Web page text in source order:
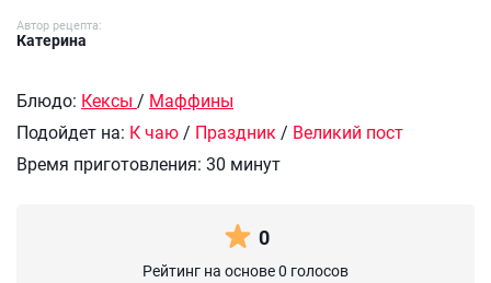
Автор рецепта:
Катерина
Блюдо: Кексы / Маффины
Подойдет на: К чаю / Праздник / Великий пост
Время приготовления: 30 минут
0
Рейтинг на основе 0 голосов